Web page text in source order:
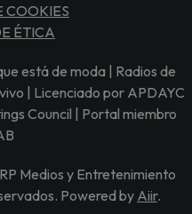
COOKIES
ÉTICA
está de moda | Radios de
| Licenciado por APDAYC
Council | Portal miembro
Medios y Entretenimiento
Powered by Aiir.